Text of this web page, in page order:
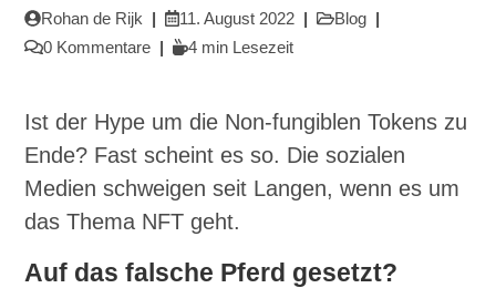
Beitrags-
Autor:
Rohan de Rijk
Beitrag
veröffentlicht:
11. August 2022
Beitrags-
Blog
Beitrags-
0 Kommentare Lesedauer:
4 min Lesezeit
Ist der Hype um die Non-fungiblen Tokens zu
Ende? Fast scheint es so. Die sozialen
Medien schweigen seit Langen, wenn es um
das Thema NFT geht.
Auf das falsche Pferd gesetzt?